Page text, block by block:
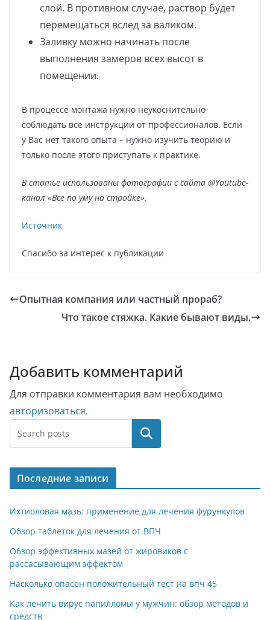
слой. В противном случае, раствор будет
перемещаться вслед за валиком.
Заливку можно начинать после
выполнения замеров всех высот в
помещении.
В процессе монтажа нужно неукоснительно
соблюдать все инструкции от профессионалов. Если
у Вас нет такого опыта – нужно изучить теорию и
только после этого приступать к практике.
В статье использованы фотографии с сайта @Youtube-
канал «Все по уму на стройке».
Источник
Спасибо за интерес к публикации
Опытная компания или частный прораб?
Что такое стяжка. Какие бывают виды.
Добавить комментарий
Для отправки комментария вам необходимо
авторизоваться.
Поиск
Последние записи
Ихтиоловая мазь: применение для лечения фурункулов
Обзор таблеток для лечения от ВПЧ
Обзор эффективных мазей от жировиков с
рассасывающим эффектом
Насколько опасен положительный тест на впч 45
Как лечить вирус папилломы у мужчин: обзор методов и
средств